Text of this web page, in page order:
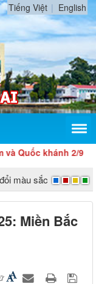
Tiếng Việt English
khánh 2/9
màu sắc
Miền Bắc